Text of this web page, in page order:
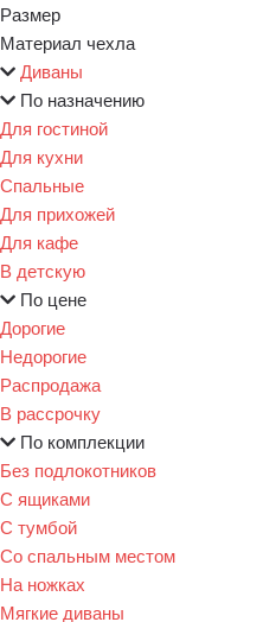
Размер
Материал чехла
Диваны
По назначению
Для гостиной
Для кухни
Спальные
Для прихожей
Для кафе
В детскую
По цене
Дорогие
Недорогие
Распродажа
В рассрочку
По комплекции
Без подлокотников
С ящиками
С тумбой
Со спальным местом
На ножках
Мягкие диваны